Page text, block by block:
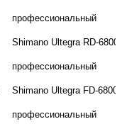
профессиональный
Shimano Ultegra RD-6800
профессиональный
Shimano Ultegra FD-6800
профессиональный